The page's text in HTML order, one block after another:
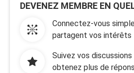
DEVENEZ MEMBRE EN
Connectez-vous
partagent vos intérêts
Suivez vos
obtenez plus de